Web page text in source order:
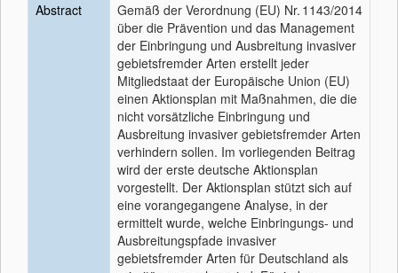
Abstract
Gemäß der Verordnung (EU) Nr. 1143/2014
über die Prävention und das Management
der Einbringung und Ausbreitung invasiver
gebietsfremder Arten erstellt jeder
Mitgliedstaat der Europäische Union (EU)
einen Aktionsplan mit Maßnahmen, die die
nicht vorsätzliche Einbringung und
Ausbreitung invasiver gebietsfremder Arten
verhindern sollen. Im vorliegenden Beitrag
wird der erste deutsche Aktionsplan
vorgestellt. Der Aktionsplan stützt sich auf
eine vorangegangene Analyse, in der
ermittelt wurde, welche Einbringungs- und
Ausbreitungspfade invasiver
gebietsfremder Arten für Deutschland als